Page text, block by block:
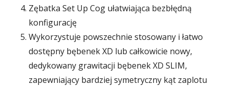
Zębatka Set Up Cog ułatwiająca bezbłędną
konfigurację
Wykorzystuje powszechnie stosowany i łatwo
dostępny bębenek XD lub całkowicie nowy,
dedykowany grawitacji bębenek XD SLIM,
zapewniający bardziej symetryczny kąt zaplotu